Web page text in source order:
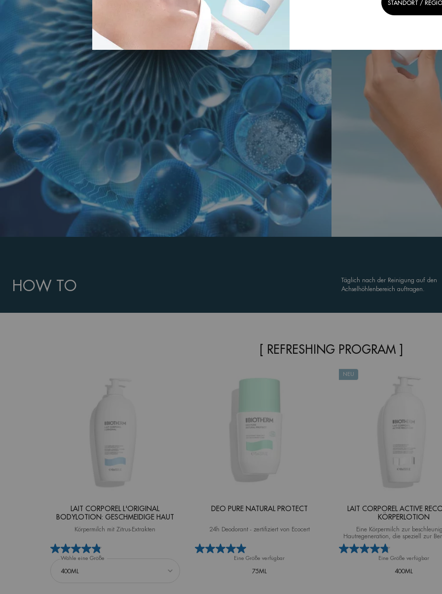
HOW TO
Täglich nach der Reinigung auf den
Achselhöhlenbereich auftragen.
[ REFRESHING PROGRAM ]
LAIT CORPOREL L'ORIGINAL
BODYLOTION: GESCHMEIDIGE HAUT
Körpermilch mit Zitrus-Extrakten
Wähle eine Größe
DEO PURE NATURAL PROTECT
24h Deodorant - zertifiziert von Ecocert
Eine Größe verfügbar
75ML
NEU
LAIT CORPOREL ACTIVE
KÖRPERLOTION
Eine Körpermilch zur
Hautregeneration, die speziell zur
gereizter, trockener, empfindlicher
Juckreiz neigender Haut entwickelt
Eine Größe verfügbar
400ML
STANDORT /